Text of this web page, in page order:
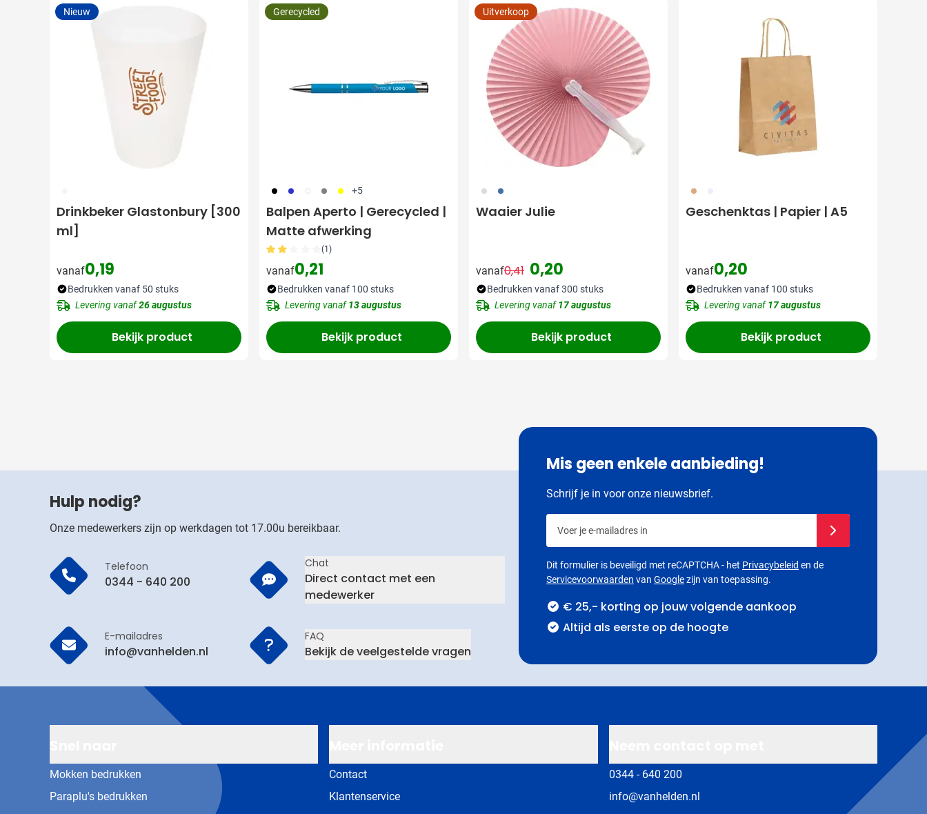
Drinkbeker Glastonbury [300
ml]
vanaf0,19
Nieuw
Bedrukken vanaf 50 stuks
Levering vanaf26 augustus
Bekijk product
001 023 002 003 006 +5
Balpen Aperto | Gerecycled |
Matte afwerking
(1)
vanaf0,21
Gerecycled
Bedrukken vanaf 100 stuks
Levering vanaf13 augustus
Bekijk product
002 005
Waaier Julie
vanaf
Normale prijs
0,41 0,20
Uitverkoop
Bedrukken vanaf 300 stuks
Levering vanaf17 augustus
Bekijk product
011
Geschenktas | Papier | A5
vanaf0,20
Bedrukken vanaf 100 stuks
Levering vanaf17 augustus
Bekijk product
Hulp nodig?
Onze medewerkers zijn op werkdagen tot 17.00u bereikbaar.
Telefoon
0344 - 640 200
Chat
Direct contact met een
medewerker
E-mailadres
info@vanhelden.nl
FAQ
Bekijk de veelgestelde vragen
Mis geen enkele aanbieding!
Schrijf je in voor onze nieuwsbrief.
Dit formulier is beveiligd met reCAPTCHA - het Privacybeleid en de
Servicevoorwaarden van Googlezijn van toepassing.
€ 25,- korting op jouw volgende aankoop
Altijd als eerste op de hoogte
Mokken bedrukken
Paraplu's bedrukken
Contact
Klantenservice
0344 - 640 200
info@vanhelden.nl